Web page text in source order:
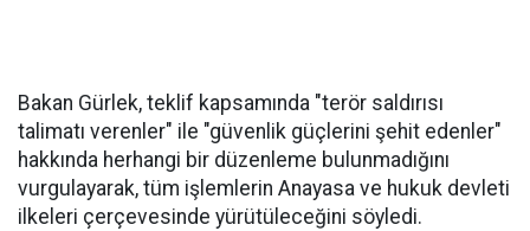
Bakan Gürlek, teklif kapsamında "terör saldırısı
talimatı verenler" ile "güvenlik güçlerini şehit edenler"
hakkında herhangi bir düzenleme bulunmadığını
vurgulayarak, tüm işlemlerin Anayasa ve hukuk devleti
ilkeleri çerçevesinde yürütüleceğini söyledi.